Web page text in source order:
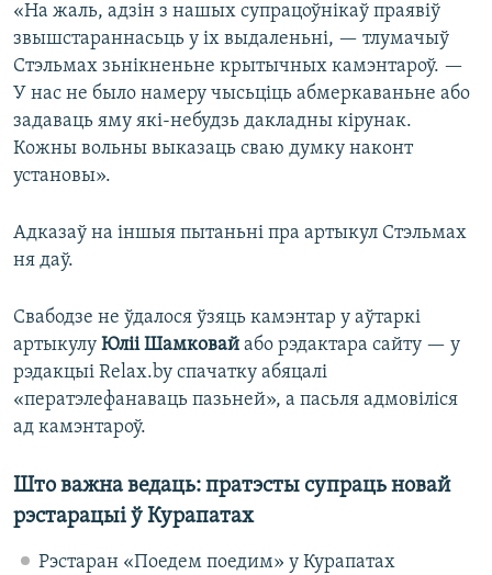
«На жаль, адзін з нашых супрацоўнікаў праявіў
звышстараннасьць у іх выдаленьні, — тлумачыў
Стэльмах зьнікненьне крытычных камэнтароў. —
У нас не было намеру чысьціць абмеркаваньне або
задаваць яму які-небудзь дакладны кірунак.
Кожны вольны выказаць сваю думку наконт
установы».
Адказаў на іншыя пытаньні пра артыкул Стэльмах
ня даў.
Свабодзе не ўдалося ўзяць камэнтар у аўтаркі
артыкулу Юліі Шамковай або рэдактара сайту — у
рэдакцыі Relax.by спачатку абяцалі
«ператэлефанаваць пазьней», а пасьля адмовіліся
ад камэнтароў.
Што важна ведаць: пратэсты супраць новай
рэстарацыі ў Курапатах
Рэстаран «Поедем поедим» у Курапатах